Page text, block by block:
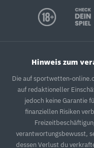
Hinweis zum
Die auf sportwetten-
auf redaktioneller
jedoch keine Garantie
finanziellen Risiken
verantwortungsbewusst,
dessen Verlust du